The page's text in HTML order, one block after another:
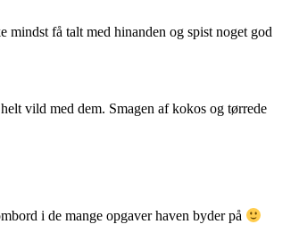
få talt med hinanden og spist noget god
vild med dem. Smagen af kokos og tørrede
i de mange opgaver haven byder på